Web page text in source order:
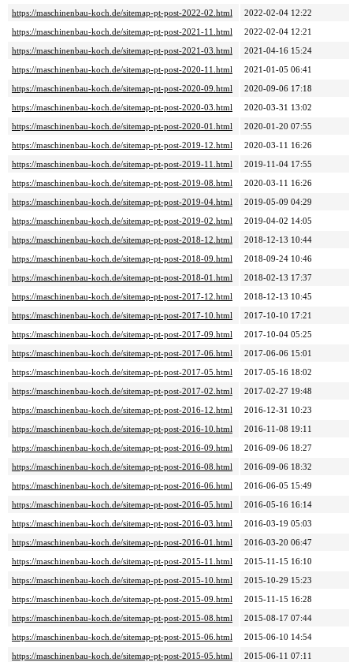
https://maschinenbau-koch.de/sitemap-pt-post-2022-02.html
2022-02-04 12:22
https://maschinenbau-koch.de/sitemap-pt-post-2021-11.html
2022-02-04 12:21
https://maschinenbau-koch.de/sitemap-pt-post-2021-03.html
2021-04-16 15:24
https://maschinenbau-koch.de/sitemap-pt-post-2020-11.html
2021-01-05 06:41
https://maschinenbau-koch.de/sitemap-pt-post-2020-09.html
2020-09-06 17:18
https://maschinenbau-koch.de/sitemap-pt-post-2020-03.html
2020-03-31 13:02
https://maschinenbau-koch.de/sitemap-pt-post-2020-01.html
2020-01-20 07:55
https://maschinenbau-koch.de/sitemap-pt-post-2019-12.html
2020-03-11 16:26
https://maschinenbau-koch.de/sitemap-pt-post-2019-11.html
2019-11-04 17:55
https://maschinenbau-koch.de/sitemap-pt-post-2019-08.html
2020-03-11 16:26
https://maschinenbau-koch.de/sitemap-pt-post-2019-04.html
2019-05-09 04:29
https://maschinenbau-koch.de/sitemap-pt-post-2019-02.html
2019-04-02 14:05
https://maschinenbau-koch.de/sitemap-pt-post-2018-12.html
2018-12-13 10:44
https://maschinenbau-koch.de/sitemap-pt-post-2018-09.html
2018-09-24 10:46
https://maschinenbau-koch.de/sitemap-pt-post-2018-01.html
2018-02-13 17:37
https://maschinenbau-koch.de/sitemap-pt-post-2017-12.html
2018-12-13 10:45
https://maschinenbau-koch.de/sitemap-pt-post-2017-10.html
2017-10-10 17:21
https://maschinenbau-koch.de/sitemap-pt-post-2017-09.html
2017-10-04 05:25
https://maschinenbau-koch.de/sitemap-pt-post-2017-06.html
2017-06-06 15:01
https://maschinenbau-koch.de/sitemap-pt-post-2017-05.html
2017-05-16 18:02
https://maschinenbau-koch.de/sitemap-pt-post-2017-02.html
2017-02-27 19:48
https://maschinenbau-koch.de/sitemap-pt-post-2016-12.html
2016-12-31 10:23
https://maschinenbau-koch.de/sitemap-pt-post-2016-10.html
2016-11-08 19:11
https://maschinenbau-koch.de/sitemap-pt-post-2016-09.html
2016-09-06 18:27
https://maschinenbau-koch.de/sitemap-pt-post-2016-08.html
2016-09-06 18:32
https://maschinenbau-koch.de/sitemap-pt-post-2016-06.html
2016-06-05 15:49
https://maschinenbau-koch.de/sitemap-pt-post-2016-05.html
2016-05-16 16:14
https://maschinenbau-koch.de/sitemap-pt-post-2016-03.html
2016-03-19 05:03
https://maschinenbau-koch.de/sitemap-pt-post-2016-01.html
2016-03-20 06:47
https://maschinenbau-koch.de/sitemap-pt-post-2015-11.html
2015-11-15 16:10
https://maschinenbau-koch.de/sitemap-pt-post-2015-10.html
2015-10-29 15:23
https://maschinenbau-koch.de/sitemap-pt-post-2015-09.html
2015-11-15 16:28
https://maschinenbau-koch.de/sitemap-pt-post-2015-08.html
2015-08-17 07:44
https://maschinenbau-koch.de/sitemap-pt-post-2015-06.html
2015-06-10 14:54
https://maschinenbau-koch.de/sitemap-pt-post-2015-05.html
2015-06-11 07:11